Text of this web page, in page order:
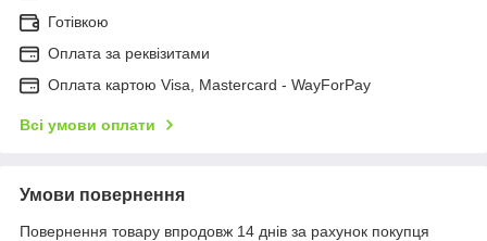
Готівкою
Оплата за реквізитами
Оплата картою Visa, Mastercard - WayForPay
Всі умови оплати
Умови повернення
Повернення товару впродовж 14 днів за рахунок покупця